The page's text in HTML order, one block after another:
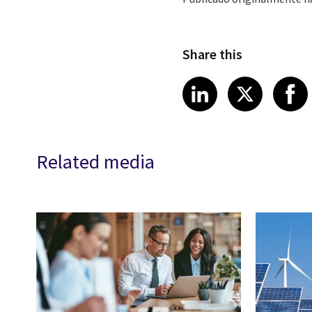
Share this
Share article
LinkedIn
Share
X
Related media